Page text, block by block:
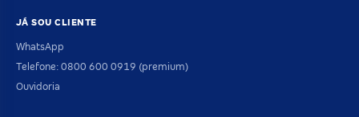
JÁ SOU CLIENTE
WhatsApp
Telefone: 0800 600 0919 (premium)
Ouvidoria